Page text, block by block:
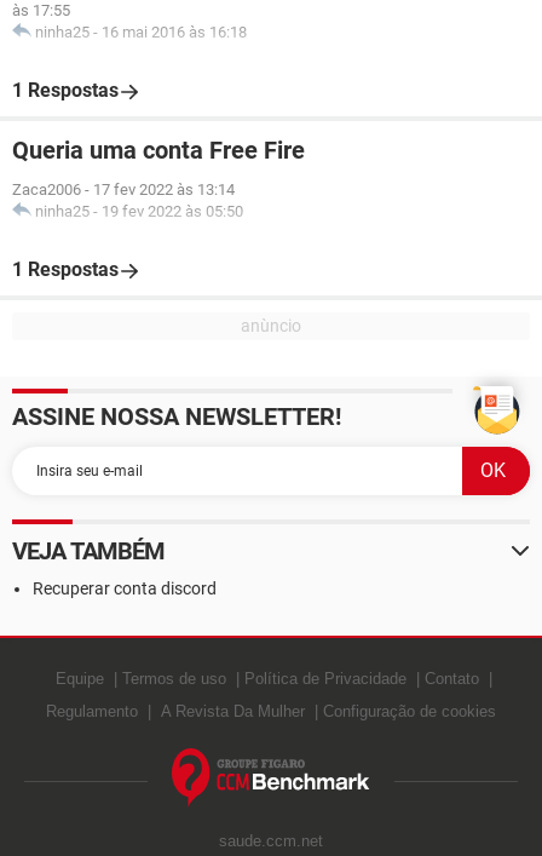
às 17:55
ninha25 - 16 mai 2016 às 16:18
1 Respostas
Queria uma conta Free Fire
Zaca2006 - 17 fev 2022 às 13:14
ninha25 - 19 fev 2022 às 05:50
1 Respostas
ASSINE NOSSA NEWSLETTER!
VEJA TAMBÉM
Recuperar conta discord
Equipe Termos de uso Política de Privacidade
Contato
Regulamento
A Revista Da Mulher Configuração de cookies
saude.ccm.net